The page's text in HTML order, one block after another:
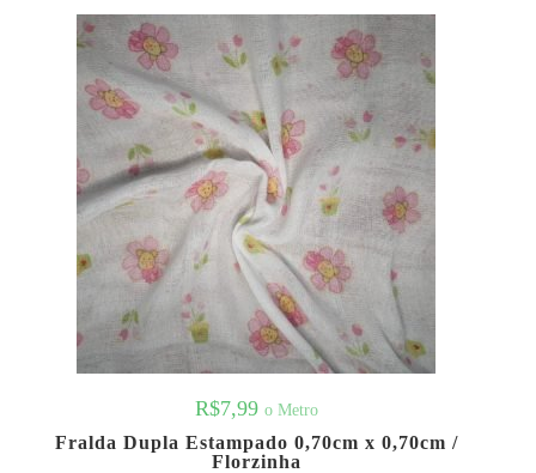
R$7,99 o Metro
Fralda Dupla Estampado 0,70cm x 0,70cm /
Florzinha